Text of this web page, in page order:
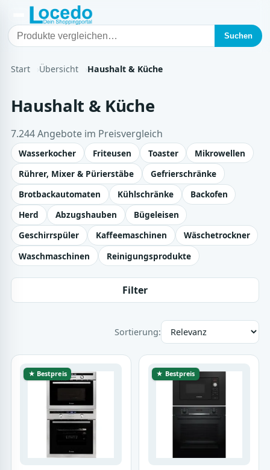
Suchen
Start Übersicht Haushalt & Küche
Haushalt & Küche
7.244 Angebote im Preisvergleich
Wasserkocher Friteusen Toaster
Mikrowellen
Rührer, Mixer & Pürierstäbe
Gefrierschränke
Brotbackautomaten
Kühlschränke
Backofen
Herd
Abzugshauben
Bügeleisen
Geschirrspüler
Kaffeemaschinen
Wäschetrockner
Waschmaschinen
Reinigungsprodukte
Filter
Sortierung:
★ Bestpreis ★ Bestpreis